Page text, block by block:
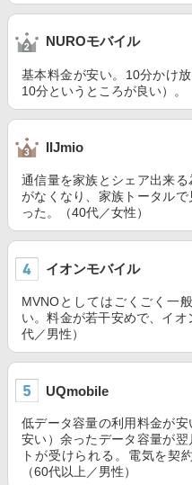
NUROモバイル
基本料金が安い。10分かけ
10分というところが良い）。
IIJmio
通信量を家族とシェア出来
がなくなり、家族トータル
った。（40代／女性）
イオンモバイル
MVNOとしてはごくごく一
い。料金が若干安めで、イ
代／男性）
UQmobile
低データ容量の利用料金が
安い）余ったデータ容量が
トが受けられる。電気を契
（60代以上／男性）